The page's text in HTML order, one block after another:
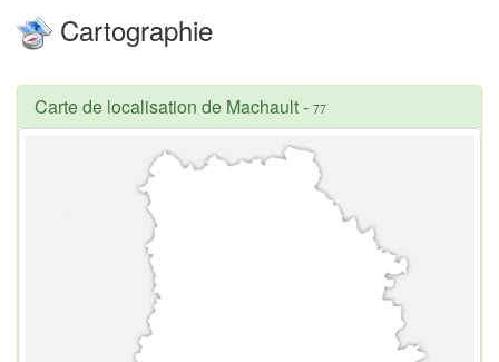
Cartographie
Carte de localisation de Machault- 77